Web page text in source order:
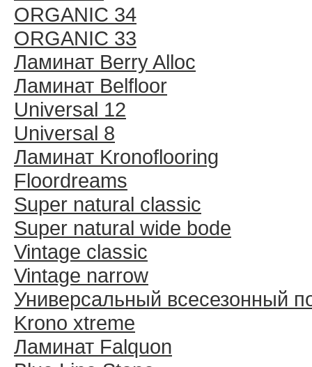
ORGANIC 34
ORGANIC 33
Ламинат Berry Alloc
Ламинат Belfloor
Universal 12
Universal 8
Ламинат Kronoflooring
Floordreams
Super natural classic
Super natural wide bode
Vintage classic
Vintage narrow
Универсальный всесезонный
Krono xtreme
Ламинат Falquon